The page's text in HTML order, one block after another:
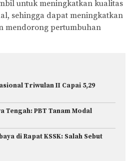
untuk meningkatkan kualitas
sehingga dapat meningkatkan
mendorong pertumbuhan
Triwulan II Capai 5,29
Tengah: PBT Tanam Modal
di Rapat KSSK: Salah Sebut